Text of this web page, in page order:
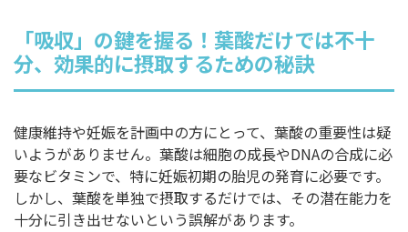
「吸収」の鍵を握る！葉酸だけでは不十
分、効果的に摂取するための秘訣
健康維持や妊娠を計画中の方にとって、葉酸の重要性は疑
いようがありません。葉酸は細胞の成長やDNAの合成に必
要なビタミンで、特に妊娠初期の胎児の発育に必要です。
しかし、葉酸を単独で摂取するだけでは、その潜在能力を
十分に引き出せないという誤解があります。